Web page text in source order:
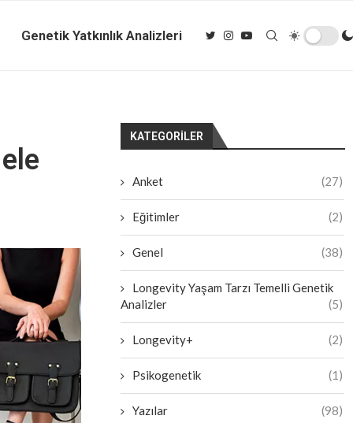
Genetik Yatkınlık Analizleri
KATEGORILER
Anket (27)
Eğitimler (2)
Genel (38)
Longevity Yaşam Tarzı Temelli Genetik
Analizler
(5)
Longevity+ (2)
Psikogenetik (1)
Yazılar (98)